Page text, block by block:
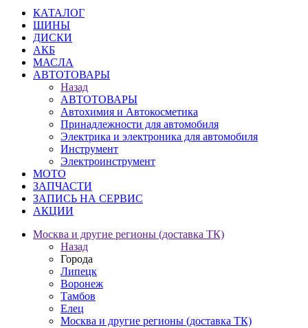
КАТАЛОГ
ШИНЫ
ДИСКИ
АКБ
МАСЛА
АВТОТОВАРЫ
Назад
АВТОТОВАРЫ
Автохимия и Автокосметика
Принадлежности для автомобиля
Электрика и электроника для автомобиля
Инструмент
Электроинструмент
МОТО
ЗАПЧАСТИ
ЗАПИСЬ НА СЕРВИС
АКЦИИ
Москва и другие регионы (доставка ТК)
Назад
Города
Липецк
Воронеж
Тамбов
Елец
Москва и другие регионы (доставка ТК)